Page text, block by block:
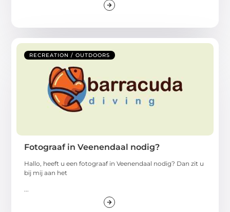
RECREATION / OUTDOORS
Fotograaf in Veenendaal nodig?
Hallo, heeft u een fotograaf in Veenendaal nodig? Dan zit u
bij mij aan het
...